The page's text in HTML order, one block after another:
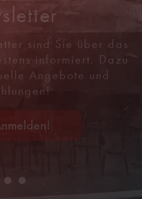
sind Sie über das
informiert. Dazu
Angebote und